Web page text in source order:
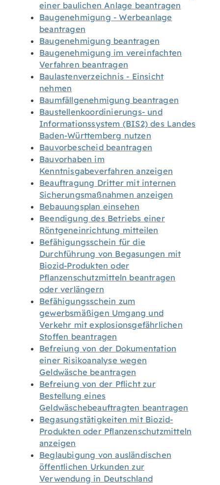
einer baulichen Anlage beantragen
Baugenehmigung - Werbeanlage
beantragen
Baugenehmigung beantragen
Baugenehmigung im vereinfachten
Verfahren beantragen
Baulastenverzeichnis - Einsicht
nehmen
Baumfällgenehmigung beantragen
Baustellenkoordinierungs- und
Informationssystem (BIS2) des Landes
Baden-Württemberg nutzen
Bauvorbescheid beantragen
Bauvorhaben im
Kenntnisgabeverfahren anzeigen
Beauftragung Dritter mit internen
Sicherungsmaßnahmen anzeigen
Bebauungsplan einsehen
Beendigung des Betriebs einer
Röntgeneinrichtung mitteilen
Befähigungsschein für die
Durchführung von Begasungen mit
Biozid-Produkten oder
Pflanzenschutzmitteln beantragen
oder verlängern
Befähigungsschein zum
gewerbsmäßigen Umgang und
Verkehr mit explosionsgefährlichen
Stoffen beantragen
Befreiung von der Dokumentation
einer Risikoanalyse wegen
Geldwäsche beantragen
Befreiung von der Pflicht zur
Bestellung eines
Geldwäschebeauftragten beantragen
Begasungstätigkeiten mit Biozid-
Produkten oder Pflanzenschutzmitteln
anzeigen
Beglaubigung von ausländischen
öffentlichen Urkunden zur
Verwendung in Deutschland